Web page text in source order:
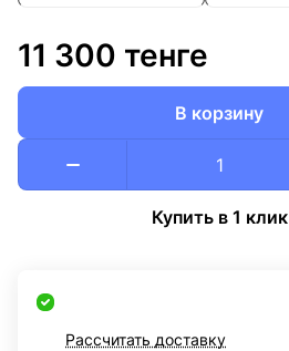
11 300 тенге
В корзину
Купить в 1 клик
Рассчитать доставку